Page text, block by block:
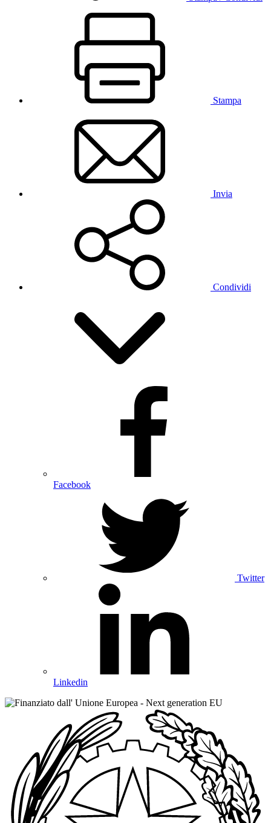
Stampa
Invia
Condividi
Facebook
Twitter
Linkedin